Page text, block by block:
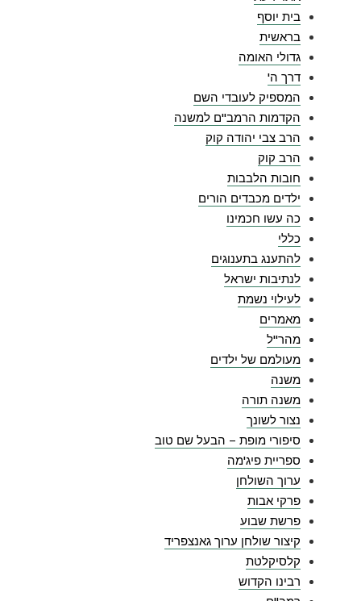
בית יוסף
בראשית
גדולי האומה
דרך ה'
המספיק לעובדי השם
הקדמות הרמב"ם למשנה
הרב צבי יהודה קוק
הרב קוק
חובות הלבבות
ילדים מכבדים הורים
כה עשו חכמינו
כללי
להתענג בתענוגים
לנתיבות ישראל
לעילוי נשמת
מאמרים
מהר"ל
מעולמם של ילדים
משנה
משנה תורה
נצור לשונך
סיפורי מופת – הבעל שם טוב
ספריית פיג'מה
ערוך השולחן
פרקי אבות
פרשת שבוע
קיצור שולחן ערוך גאנצפריד
קלסיקלטת
רבינו הקדוש